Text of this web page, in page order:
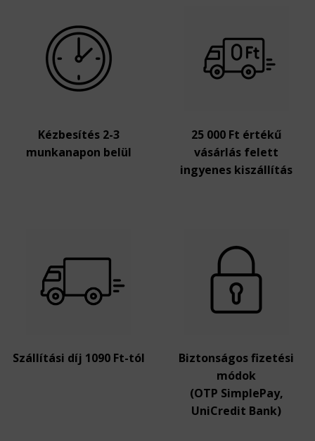
Kézbesítés 2-3
munkanapon belül
25 000 Ft értékű
vásárlás felett
ingyenes kiszállítás
Szállítási díj 1090 Ft-tól
Biztonságos fizetési
módok
(OTP SimplePay,
UniCredit Bank)